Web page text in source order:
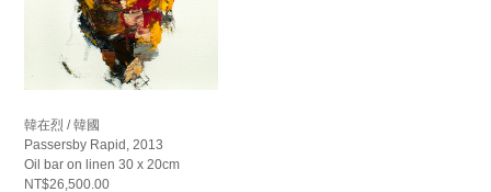
韓在烈 / 韓國
Passersby Rapid, 2013
Oil bar on linen 30 x 20cm
NT$26,500.00